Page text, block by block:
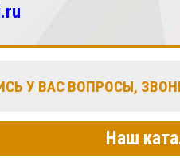
У ВАС ВОПРОСЫ,
Наш